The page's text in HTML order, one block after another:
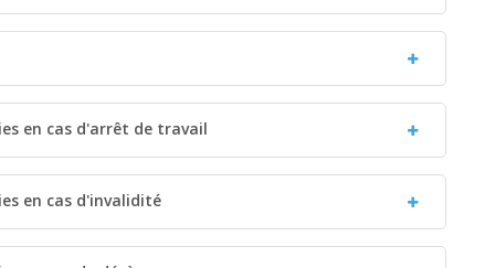
en cas d'arrêt de travail
en cas d'invalidité